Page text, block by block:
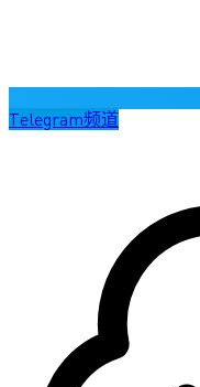
Telegram频道